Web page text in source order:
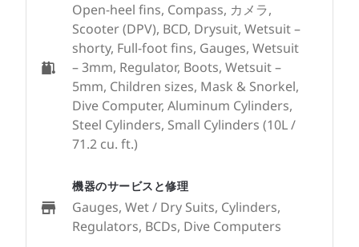
Open-heel fins, Compass, カメラ,
Scooter (DPV), BCD, Drysuit, Wetsuit –
shorty, Full-foot fins, Gauges, Wetsuit
– 3mm, Regulator, Boots, Wetsuit –
5mm, Children sizes, Mask & Snorkel,
Dive Computer, Aluminum Cylinders,
Steel Cylinders, Small Cylinders (10L /
71.2 cu. ft.)
機器のサービスと修理
Gauges, Wet / Dry Suits, Cylinders,
Regulators, BCDs, Dive Computers